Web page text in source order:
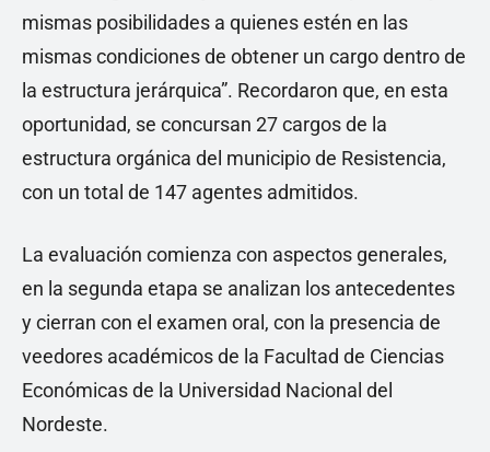
mismas posibilidades a quienes estén en las
mismas condiciones de obtener un cargo dentro de
la estructura jerárquica”. Recordaron que, en esta
oportunidad, se concursan 27 cargos de la
estructura orgánica del municipio de Resistencia,
con un total de 147 agentes admitidos.
La evaluación comienza con aspectos generales,
en la segunda etapa se analizan los antecedentes
y cierran con el examen oral, con la presencia de
veedores académicos de la Facultad de Ciencias
Económicas de la Universidad Nacional del
Nordeste.